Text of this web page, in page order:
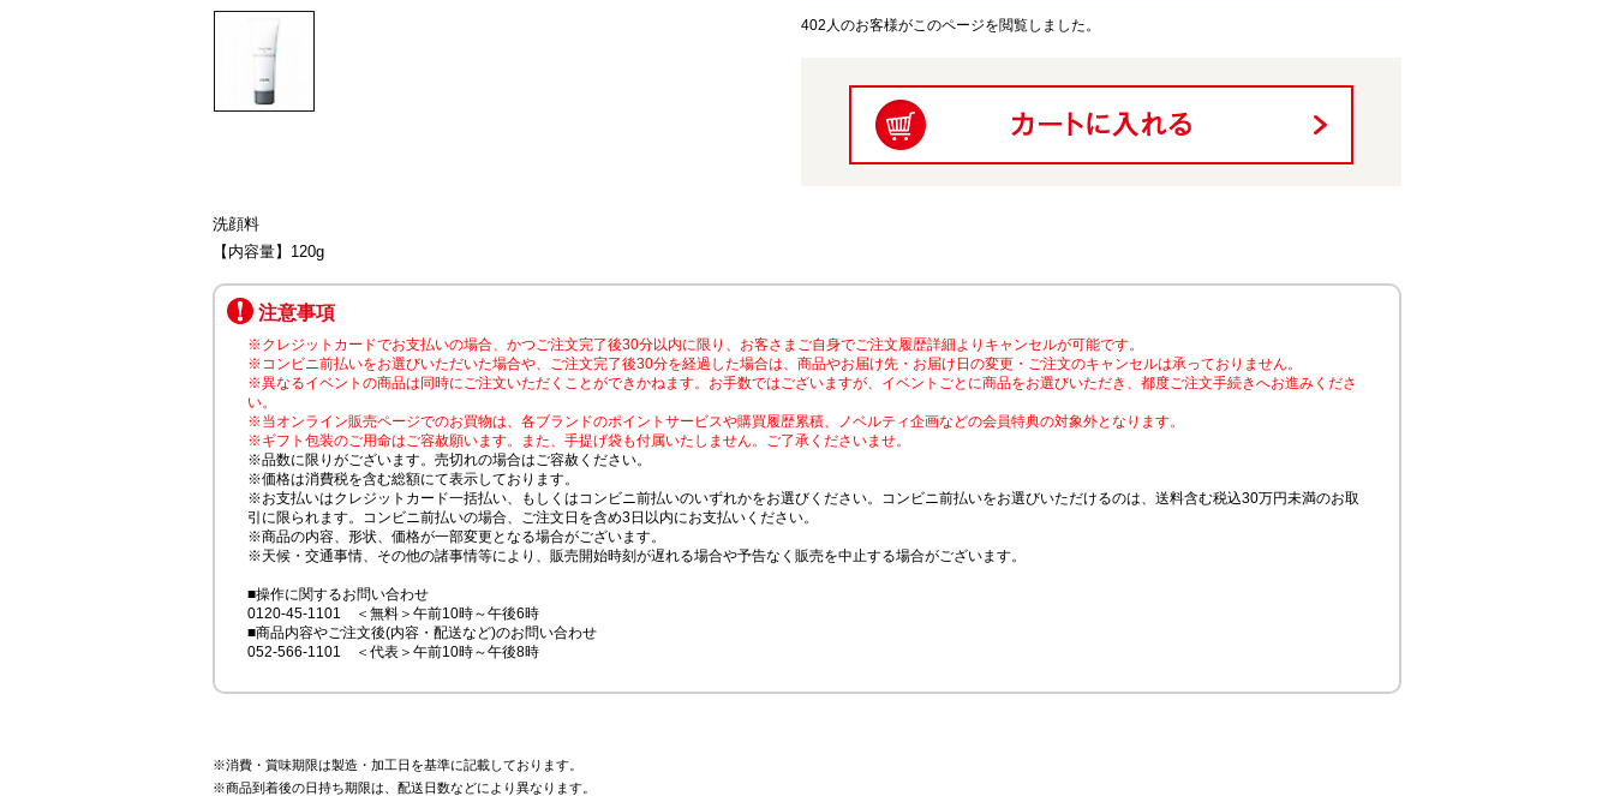
402人のお客様がこのページを閲覧しました。
洗顔料
【内容量】120g
注意事項
※クレジットカードでお支払いの場合、かつご注文完了後30分以内に限り、お客さまご自身でご注文履歴詳細よりキャンセルが可能です。
※コンビニ前払いをお選びいただいた場合や、ご注文完了後30分を経過した場合は、商品やお届け先・お届け日の変更・ご注文のキャンセルは承っておりません。
※異なるイベントの商品は同時にご注文いただくことができかねます。お手数ではございますが、イベントごとに商品をお選びいただき、都度ご注文手続きへお進みくださ
い。
※当オンライン販売ページでのお買物は、各ブランドのポイントサービスや購買履歴累積、ノベルティ企画などの会員特典の対象外となります。
※ギフト包装のご用命はご容赦願います。また、手提げ袋も付属いたしません。ご了承くださいませ。
※品数に限りがございます。売切れの場合はご容赦ください。
※価格は消費税を含む総額にて表示しております。
※お支払いはクレジットカード一括払い、もしくはコンビニ前払いのいずれかをお選びください。コンビニ前払いをお選びいただけるのは、送料含む税込30万円未満のお取
引に限られます。コンビニ前払いの場合、ご注文日を含め3日以内にお支払いください。
※商品の内容、形状、価格が一部変更となる場合がございます。
※天候・交通事情、その他の諸事情等により、販売開始時刻が遅れる場合や予告なく販売を中止する場合がございます。
■操作に関するお問い合わせ
0120-45-1101 ＜無料＞午前10時～午後6時
■商品内容やご注文後(内容・配送など)のお問い合わせ
052-566-1101 ＜代表＞午前10時～午後8時
※消費・賞味期限は製造・加工日を基準に記載しております。
※商品到着後の日持ち期限は、配送日数などにより異なります。